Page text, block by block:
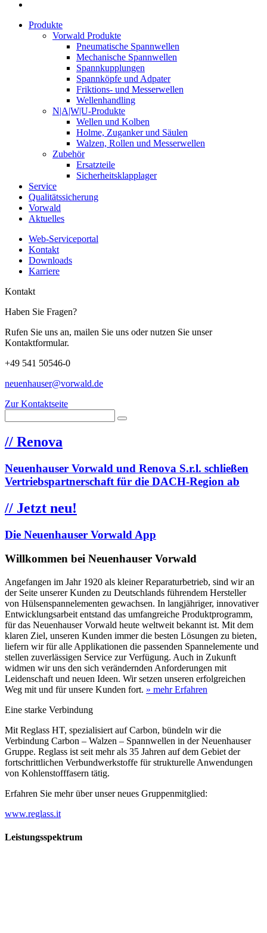
Produkte
Vorwald Produkte
Pneumatische Spannwellen
Mechanische Spannwellen
Spannkupplungen
Spannköpfe und Adpater
Friktions- und Messerwellen
Wellenhandling
N|A|W|U-Produkte
Wellen und Kolben
Holme, Zuganker und Säulen
Walzen, Rollen und Messerwellen
Zubehör
Ersatzteile
Sicherheitsklapplager
Service
Qualitätssicherung
Vorwald
Aktuelles
Web-Serviceportal
Kontakt
Downloads
Karriere
Kontakt
Haben Sie Fragen?
Rufen Sie uns an, mailen Sie uns oder nutzen Sie unser
Kontaktformular.
+49 541 50546-0
neuenhauser@vorwald.de
Zur Kontaktseite
// Renova
Neuenhauser Vorwald und Renova S.r.l. schließen
Vertriebspartnerschaft für die DACH-Region ab
// Jetzt neu!
Die Neuenhauser Vorwald App
Willkommen bei Neuenhauser Vorwald
Angefangen im Jahr 1920 als kleiner Reparaturbetrieb, sind wir an
der Seite unserer Kunden zu Deutschlands führendem Hersteller
von Hülsenspannelementen gewachsen. In langjähriger, innovativer
Entwicklungsarbeit entstand das umfangreiche Produktprogramm,
für das Neuenhauser Vorwald heute weltweit bekannt ist. Mit dem
klaren Ziel, unseren Kunden immer die besten Lösungen zu bieten,
liefern wir für alle Applikationen die passenden Spannelemente und
stellen zuverlässigen Service zur Verfügung. Auch in Zukunft
widmen wir uns den sich verändernden Anforderungen mit
Leidenschaft und neuen Ideen. Wir setzen unseren erfolgreichen
Weg mit und für unsere Kunden fort. » mehr Erfahren
Eine starke Verbindung
Mit Reglass HT, spezialisiert auf Carbon, bündeln wir die
Verbindung Carbon – Walzen – Spannwellen in der Neuenhauser
Gruppe. Reglass ist seit mehr als 35 Jahren auf dem Gebiet der
fortschrittlichen Verbundwerkstoffe für strukturelle Anwendungen
von Kohlenstofffasern tätig.
Erfahren Sie mehr über unser neues Gruppenmitglied:
www.reglass.it
Leistungsspektrum